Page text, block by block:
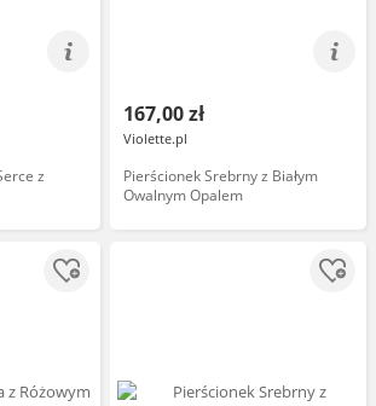
z
167,00 zł
Violette.pl
Pierścionek Srebrny z Białym
Owalnym Opalem